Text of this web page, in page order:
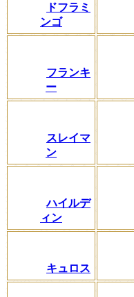
ドフラミ
ンゴ
フランキ
ー
スレイマ
ン
ハイルデ
ィン
キュロス